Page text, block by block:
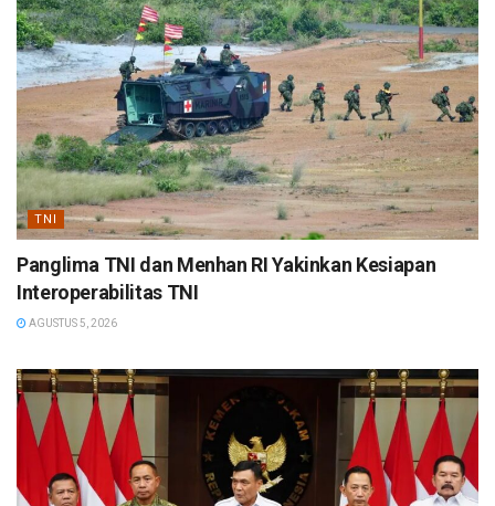
TNI
Panglima TNI dan Menhan RI Yakinkan Kesiapan
Interoperabilitas TNI
AGUSTUS 5, 2026